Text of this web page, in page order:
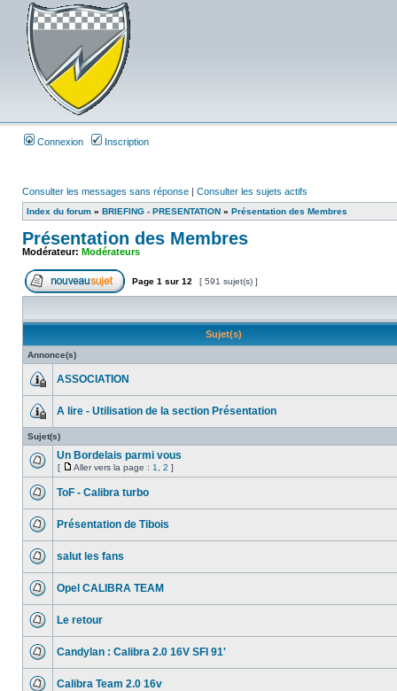
Connexion Inscription
Consulter les messages sans réponse | Consulter les sujets actifs
Index du forum » BRIEFING - PRESENTATION » Présentation des Membres
Présentation des Membres
Modérateur: Modérateurs
Page 1 sur 12 [ 591 sujet(s) ]
Sujet(s)
Annonce(s)
ASSOCIATION
A lire - Utilisation de la section Présentation
Sujet(s)
Un Bordelais parmi vous
[ Aller vers la page : 1 2 ]
ToF - Calibra turbo
Présentation de Tibois
salut les fans
Opel CALIBRA TEAM
Le retour
Candylan : Calibra 2.0 16V SFI 91'
Calibra Team 2.0 16v